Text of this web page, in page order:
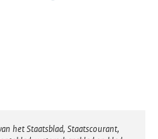
het Staatsblad, Staatscourant,